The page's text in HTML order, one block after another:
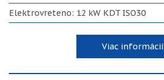
Elektrovreteno: 12 kW KDT ISO30
Viac informácií